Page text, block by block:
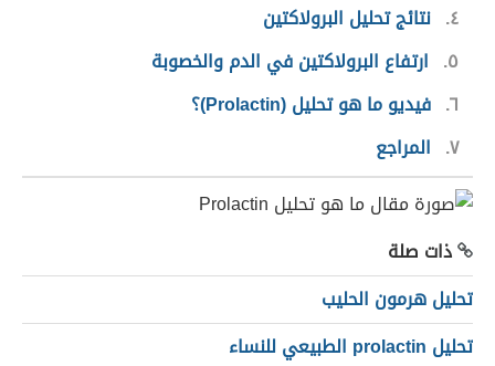
٤ نتائج تحليل البرولاكتين
٥
ارتفاع البرولاكتين في الدم والخصوبة
٦ فيديو ما هو تحليل (Prolactin)؟
٧ المراجع
ذات صلة
تحليل هرمون الحليب
تحليل prolactin الطبيعي للنساء